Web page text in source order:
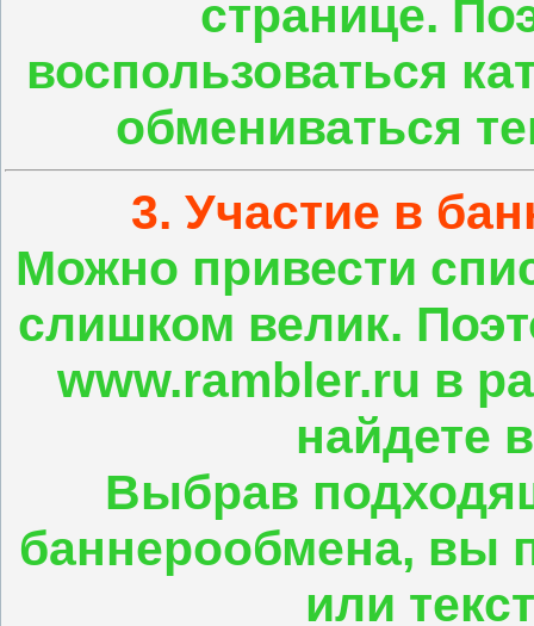
странице.
воспользоваться
обмениваться
3. Участие в
Можно привести
слишком велик.
www.rambler.ru в
найдете
Выбрав
баннерообмена, вы
или